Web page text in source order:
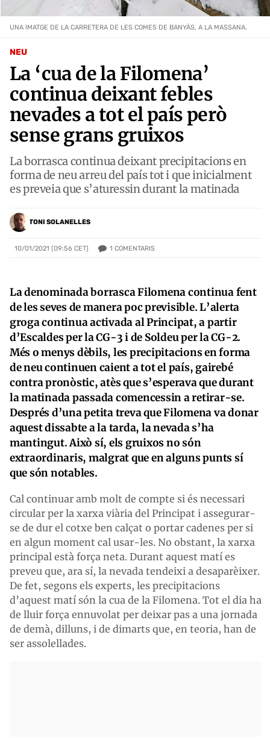
NEU
La ‘cua de la Filomena’
continua deixant febles
nevades a tot el país però
sense grans gruixos
La borrasca continua deixant precipitacions en
forma de neu arreu del país tot i que inicialment
es preveia que s’aturessin durant la matinada
TONI SOLANELLES
10/01/2021 (09:56 CET) 1 COMENTARIS
UNA IMATGE DE LA CARRETERA DE LES COMES DE BANYÀS, A LA MASSANA.
La denominada borrasca Filomena continua fent
de les seves de manera poc previsible. L’alerta
groga continua activada al Principat, a partir
d’Escaldes per la CG-3 i de Soldeu per la CG-2.
Més o menys dèbils, les precipitacions en forma
de neu continuen caient a tot el país, gairebé
contra pronòstic, atès que s’esperava que durant
la matinada passada comencessin a retirar-se.
Després d’una petita treva que Filomena va donar
aquest dissabte a la tarda, la nevada s’ha
mantingut. Això sí, els gruixos no són
extraordinaris, malgrat que en alguns punts sí
que són notables.
Cal continuar amb molt de compte si és necessari
circular per la xarxa viària del Principat i assegurar-
se de dur el cotxe ben calçat o portar cadenes per si
en algun moment cal usar-les. No obstant, la xarxa
principal està força neta. Durant aquest matí es
preveu que, ara sí, la nevada tendeixi a desaparèixer.
De fet, segons els experts, les precipitacions
d’aquest matí són la cua de la Filomena. Tot el dia ha
de lluir força ennuvolat per deixar pas a una jornada
de demà, dilluns, i de dimarts que, en teoria, han de
ser assolellades.